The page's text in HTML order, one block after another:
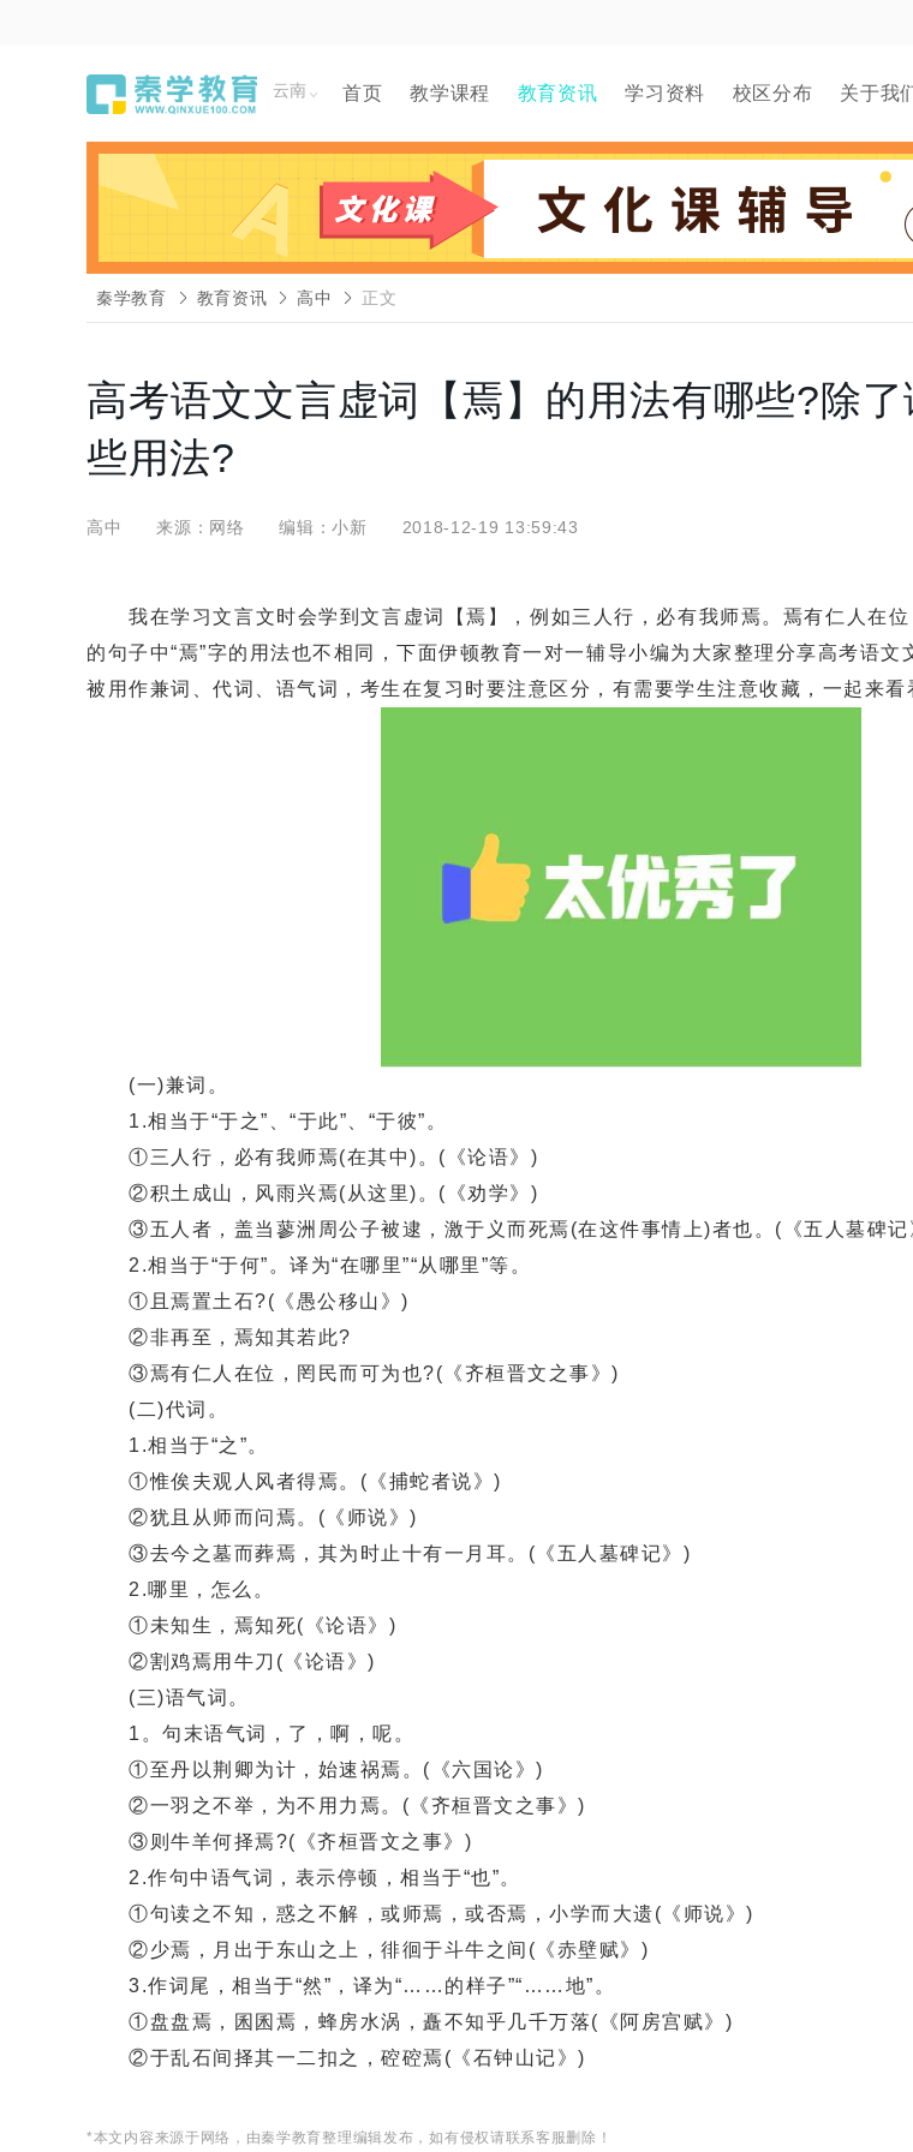
云南 首页 教学课程 教育资讯 学习资料 校区分布 关于我
秦学教育 教育资讯 高中 正文
高考语文文言虚词【焉】的用法有哪些?除
些用法?
高中 来源：网络 编辑：小新 2018-12-19 13:59:43
我在学习文言文时会学到文言虚词【焉】，例如三人行，必有我师焉。焉有仁人在位
的句子中“焉”字的用法也不相同，下面伊顿教育一对一辅导小编为大家整理分享高考语文
被用作兼词、代词、语气词，考生在复习时要注意区分，有需要学生注意收藏，一起来看
(一)兼词。
1.相当于“于之”、“于此”、“于彼”。
①三人行，必有我师焉(在其中)。(《论语》)
②积土成山，风雨兴焉(从这里)。(《劝学》)
③五人者，盖当蓼洲周公子被逮，激于义而死焉(在这件事情上)者也。(《五人墓碑记
2.相当于“于何”。译为“在哪里”“从哪里”等。
①且焉置土石?(《愚公移山》)
②非再至，焉知其若此?
③焉有仁人在位，罔民而可为也?(《齐桓晋文之事》)
(二)代词。
1.相当于“之”。
①惟俟夫观人风者得焉。(《捕蛇者说》)
②犹且从师而问焉。(《师说》)
③去今之墓而葬焉，其为时止十有一月耳。(《五人墓碑记》)
2.哪里，怎么。
①未知生，焉知死(《论语》)
②割鸡焉用牛刀(《论语》)
(三)语气词。
1。句末语气词，了，啊，呢。
①至丹以荆卿为计，始速祸焉。(《六国论》)
②一羽之不举，为不用力焉。(《齐桓晋文之事》)
③则牛羊何择焉?(《齐桓晋文之事》)
2.作句中语气词，表示停顿，相当于“也”。
①句读之不知，惑之不解，或师焉，或否焉，小学而大遗(《师说》)
②少焉，月出于东山之上，徘徊于斗牛之间(《赤壁赋》)
3.作词尾，相当于“然”，译为“……的样子”“……地”。
①盘盘焉，囷囷焉，蜂房水涡，矗不知乎几千万落(《阿房宫赋》)
②于乱石间择其一二扣之，硿硿焉(《石钟山记》)
*本文内容来源于网络，由秦学教育整理编辑发布，如有侵权请联系客服删除！